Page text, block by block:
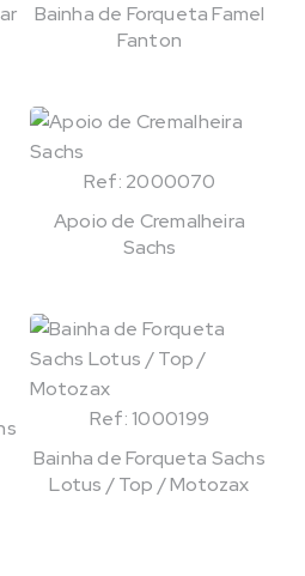
Bainha de Forqueta Famel
Fanton
Ref: 2000070
Apoio de Cremalheira
Sachs
Ref: 1000199
Bainha de Forqueta Sachs
Lotus / Top / Motozax